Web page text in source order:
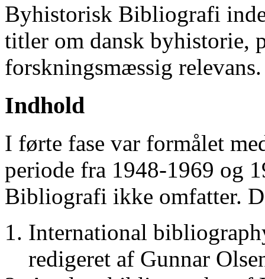
Byhistorisk Bibliografi
titler om dansk byhistorie,
forskningsmæssig relevans.
Indhold
I førte fase var formålet
periode fra 1948-1969 og
Bibliografi ikke omfatter.
International
redigeret af Gunnar